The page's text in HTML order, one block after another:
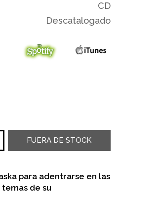
CD
Descatalogado
FUERA DE STOCK
para adentrarse en las
de su